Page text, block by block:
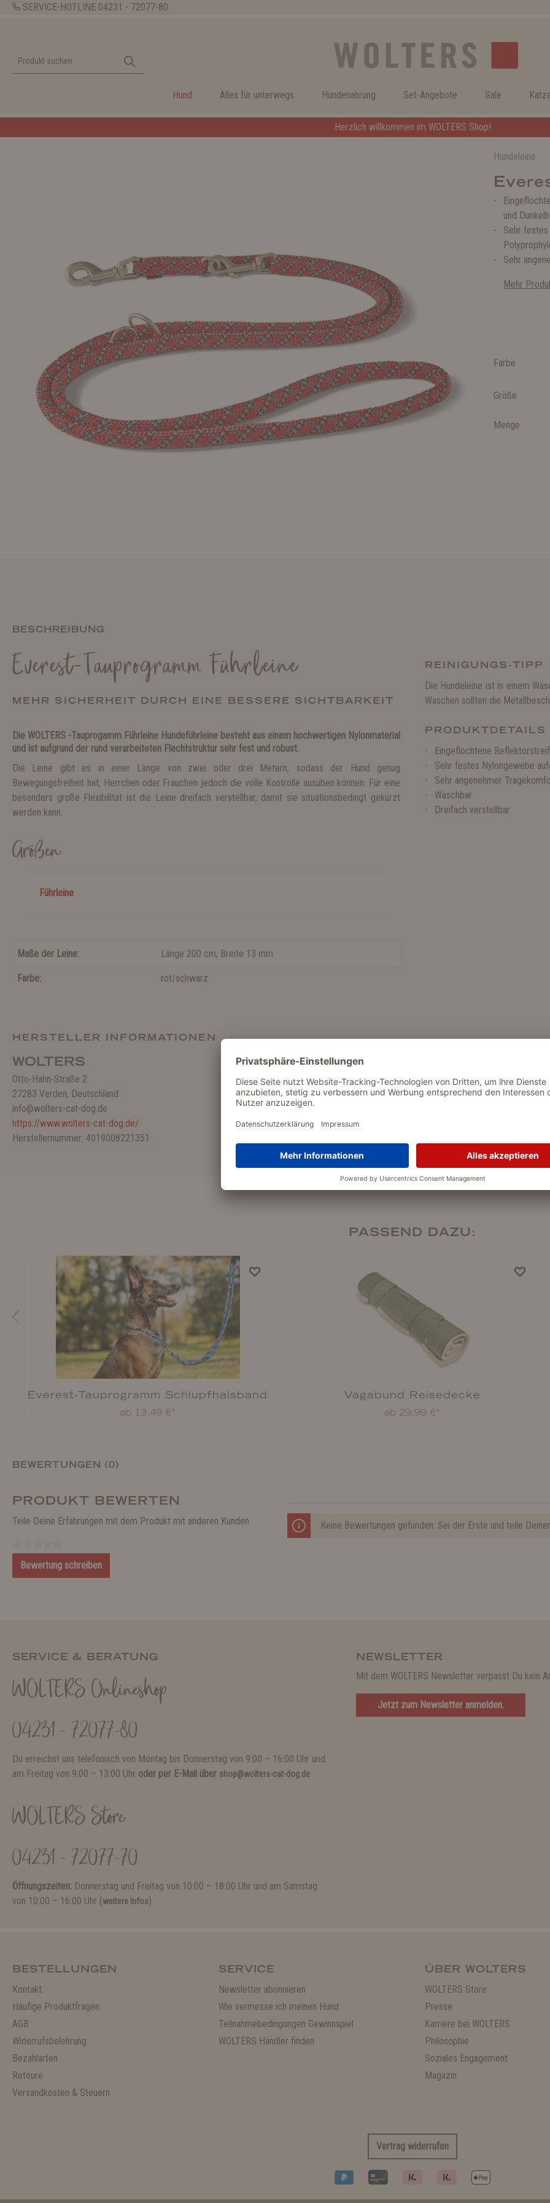
SERVICE-HOTLINE 04231 - 72077-80
Hund Alles für unterwegs Hundenahrung Set-Angebote Sale
Herzlich willkommen im WOLTERS Shop!
Hundeleine
und
Sehr
Sehr
Mehr
Farbe
Größe
Menge
BESCHREIBUNG
Everest-Tauprogramm Führleine
MEHR SICHERHEIT DURCH EINE BESSERE SICHTBARKEIT
Die WOLTERS -Tauprogamm Führleine Hundeführleine besteht aus einem hochwertigen Nylonmaterial
und ist aufgrund der rund verarbeiteten Flechtstruktur sehr fest und robust.
Die Leine gibt es in einer Länge von zwei oder drei Metern, sodass der Hund genug
Bewegungsfreiheit hat, Herrchen oder Frauchen jedoch die volle Kontrolle ausüben können. Für eine
besonders große Flexibilität ist die Leine dreifach verstellbar, damit sie situationsbedingt gekürzt
werden kann.
Größen
Führleine
Maße der Leine: Länge 200 cm, Breite 13 mm
Farbe: rot/schwarz
HERSTELLER INFORMATIONEN
WOLTERS
Otto‑Hahn‑Straße 2
27283 Verden, Deutschland
info@wolters-cat-dog.de
https://www.wolters-cat-dog.de/
Herstellernummer: 4019008221351
REINIGUNGS-TIPP
Die Hundeleine ist in einem
Waschen sollten die
PRODUKTDETAILS
Eingeflochtene
Sehr festes Nylongewebe
Sehr angenehmer
Waschbar
Dreifach verstellbar
PASSEND DAZU:
Everest-Tauprogramm Schlupfhalsband
ab 13,49 €*
Vagabund Reisedecke
ab 29,99 €*
BEWERTUNGEN (0)
PRODUKT BEWERTEN
Teile Deine Erfahrungen mit dem Produkt mit anderen Kunden.
Bewertung schreiben
Keine Bewertungen gefunden. Sei der Erste und teile
SERVICE & BERATUNG
WOLTERS Onlineshop
04231 - 72077-80
Du erreichst uns telefonisch von Montag bis Donnerstag von 9:00 – 16:00 Uhr und
am Freitag von 9:00 – 13:00 Uhr oder per E-Mail über shop@wolters-cat-dog.de
WOLTERS Store
04231 - 72077-70
Öffnungszeiten: Donnerstag und Freitag von 10:00 – 18:00 Uhr und am Samstag
von 10:00 – 16:00 Uhr (weitere Infos)
NEWSLETTER
Mit dem WOLTERS Newsletter verpasst Du kein
Jetzt zum Newsletter anmelden.
BESTELLUNGEN
Kontakt
Häufige Produktfragen
AGB
Widerrufsbelehrung
Bezahlarten
Retoure
Versandkosten & Steuern
SERVICE
Newsletter abonnieren
Wie vermesse ich meinen Hund
Teilnahmebedingungen Gewinnspiel
WOLTERS Händler finden
ÜBER WOLTERS
WOLTERS Store
Presse
Karriere bei WOLTERS
Philosophie
Soziales Engagement
Magazin
Vertrag widerrufen